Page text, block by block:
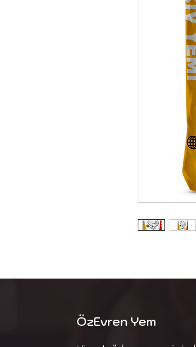
ÖzEvren Yem